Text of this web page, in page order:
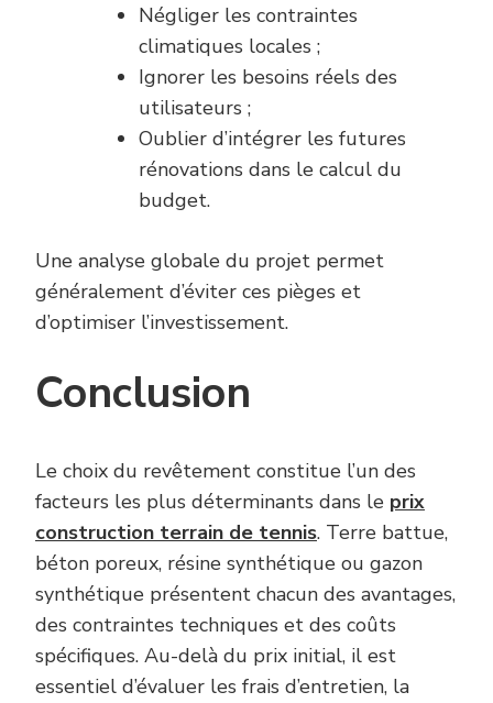
Négliger les contraintes
climatiques locales ;
Ignorer les besoins réels des
utilisateurs ;
Oublier d’intégrer les futures
rénovations dans le calcul du
budget.
Une analyse globale du projet permet
généralement d’éviter ces pièges et
d’optimiser l’investissement.
Conclusion
Le choix du revêtement constitue l’un des
facteurs les plus déterminants dans le prix
construction terrain de tennis. Terre battue,
béton poreux, résine synthétique ou gazon
synthétique présentent chacun des avantages,
des contraintes techniques et des coûts
spécifiques. Au-delà du prix initial, il est
essentiel d’évaluer les frais d’entretien, la